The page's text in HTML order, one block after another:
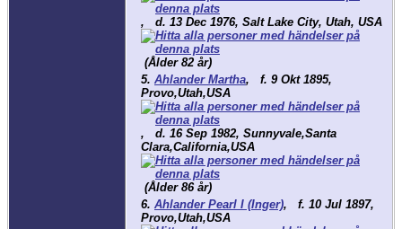
, d. 13 Dec 1976, Salt Lake City, Utah, USA
(Ålder 82 år)
5. Ahlander Martha, f. 9 Okt 1895,
Provo,Utah,USA
, d. 16 Sep 1982, Sunnyvale,Santa
Clara,California,USA
(Ålder 86 år)
6. Ahlander Pearl I (Inger), f. 10 Jul 1897,
Provo,Utah,USA